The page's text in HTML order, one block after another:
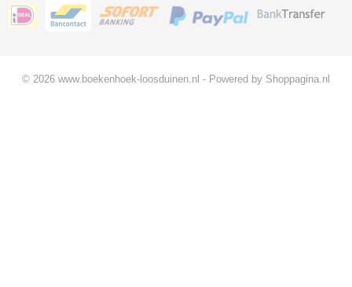
© 2026 www.boekenhoek-loosduinen.nl - Powered by Shoppagina.nl